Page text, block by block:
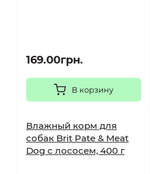
169.00грн.
В корзину
Влажный корм для
собак Brit Pate & Meat
Dog с лососем, 400 г